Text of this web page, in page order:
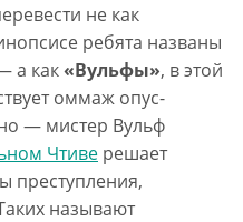
не как
ребята названы
а как«Вульфы», в этой
оммаж опус-
— мистер Вульф
Чтиве решает
преступления,
называют